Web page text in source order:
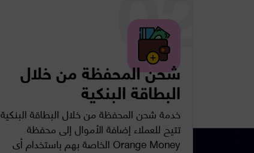
شحن المحفظة من خلال
البطاقة البنكية
خدمة شحن المحفظة من خلال البطاقة البنكية
تتيح للعملاء إضافة الأموال إلى محفظة
Orange Money الخاصة بهم باستخدام أي